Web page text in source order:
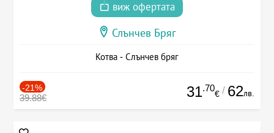
виж офертата
Слънчев Бряг
Котва - Слънчев бряг
-21%
39.88€ 31.70
€ / 62лв.